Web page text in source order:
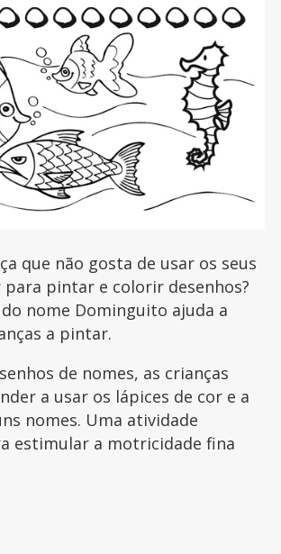
que não gosta de usar os seus
para pintar e colorir desenhos?
nome Dominguito ajuda a
a pintar.
de nomes, as crianças
a usar os lápices de cor e a
nomes. Uma atividade
estimular a motricidade fina